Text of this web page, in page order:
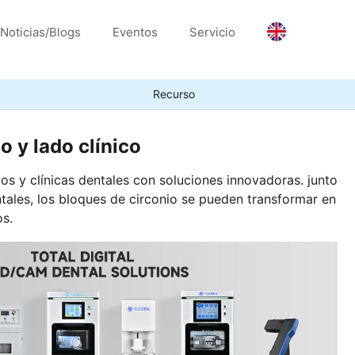
Noticias/Blogs Eventos Servicio
Recurso
y lado clínico
y clínicas dentales con soluciones innovadoras. junto
los bloques de circonio se pueden transformar en